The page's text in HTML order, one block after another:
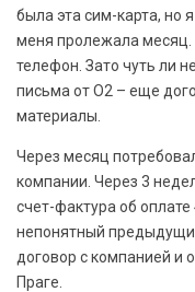
была эта сим-карта, но
меня пролежала месяц.
телефон. Зато чуть ли
письма от О2 – еще
материалы.
Через месяц
компании. Через 3
счет-фактура об
непонятный
договор с компанией и
Праге.